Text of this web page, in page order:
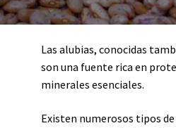
Las alubias, conocidas
son una fuente rica en
minerales esenciales.
Existen numerosos tipos